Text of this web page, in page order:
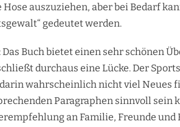
Hose auszuziehen, aber bei Bedarf
gedeutet werden.
Das Buch bietet einen sehr schönen
durchaus eine Lücke. Der
wahrscheinlich nicht viel Neues
Paragraphen sinnvoll sein
an Familie, Freunde und